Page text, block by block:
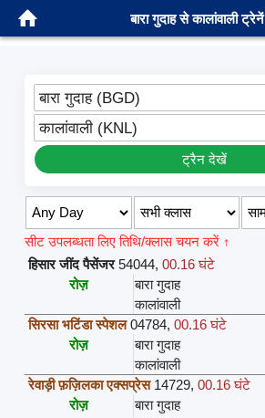
बारा गुदाह से कालांवाली ट्रेनें
बारा गुदाह (BGD)
कालांवाली (KNL)
ट्रैन देखें
सीट उपलब्धता लिए तिथि/क्लास चयन करें ↑
हिसार जींद पैसेंजर 54044, 00.16 घंटे
रोज़
बारा गुदाह
कालांवाली
सिरसा भटिंडा स्पेशल 04784, 00.16 घंटे
रोज़
बारा गुदाह
कालांवाली
रेवाड़ी फ़ज़िलका एक्सप्रेस 14729, 00.16 घंटे
रोज़
बारा गुदाह